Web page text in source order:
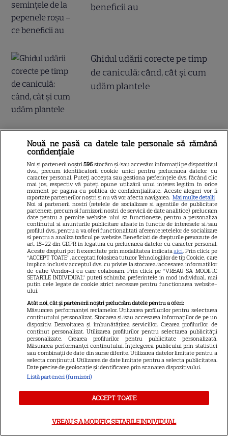
beneficii au
Ghidul udării corecte pe timp
de caniculă: când, cât şi cum
udăm plantele
ALTE ARTICOLE
INTERESANTE
16
NETFLIX
Noutăți Netflix în august 2026:
Robert De Niro, „Nosferatu” și
noile sezoane din „Outer
Banks” și „Un veac de
singurătate”
14
VEDETE STRĂINE
Sean Astin din „Stăpânul
Inelelor” a fost nevoit să își
vândă casa din cauza
salariului mic: Câți bani a
primit de fapt
VEDETE STRĂINE
Elon Musk, atac la adresa
Nouă ne pasă ca datele tale personale să rămână
confidențiale
Noi și partenerii noștri596 stocăm și/sau accesăm informații pe dispozitivul
dvs., precum identificatorii cookie unici pentru prelucrarea datelor cu
caracter personal. Puteți accepta sau gestiona preferințele dvs. făcând clic
mai jos, respectiv vă puteți opune utilizării unui interes legitim în orice
moment pe pagina cu politica de confidențialitate. Aceste alegeri vor fi
raportate partenerilor noștri și nu vă vor afecta navigarea. Mai multe detalii
Noi si partenerii nostri (retelele de socializare si agentiile de publicitate
partenere, precum si furnizorii nostri de servicii de date analitice) prelucram
date pentru a permite website-ului sa functioneze, pentru a personaliza
continutul si anunturile publicitare afisate in functie de interesele si/sau
profilul dvs., pentru a va oferi functionalitati aferente retelelor de socializare
si pentru a analiza traficul pe website. Beneficiati de drepturile prevazute de
art. 15-22 din GDPR in legatura cu prelucrarea datelor cu caracter personal.
Aceste drepturi pot fi exercitate prin modalitatea indicataaici. Prin click pe
“ACCEPT TOATE”, acceptati folosirea tuturor Tehnologiilor de tip Cookie, care
implica inclusiv acceptul dvs. cu privire la stocarea/accesarea informatiilor
de catre Vendor-ii cu care colaboram. Prin click pe “VREAU SA MODIFIC
SETARILE INDIVIDUAL” puteti schimba preferintele in mod individual, mai
putin cele legate de cookie strict necesare pentru functionarea website-
ului.
Atât noi, cât și partenerii noștri prelucrăm datele pentru a oferi:
Măsurarea performanței reclamelor. Utilizarea profilurilor pentru selectarea
conținutului personalizat. Stocarea și/sau accesarea informațiilor de pe un
dispozitiv. Dezvoltarea și îmbunătățirea serviciilor. Crearea profilurilor de
conținut personalizat. Utilizarea profilurilor pentru selectarea publicității
personalizate. Crearea profilurilor pentru publicitate personalizată.
Măsurarea performanței conținutului. Înțelegerea publicului prin statistici
sau combinații de date din surse diferite. Utilizarea datelor limitate pentru a
selecta conținutul. Utilizarea de date limitate pentru a selecta publicitatea.
Date precise de geolocație și identificarea prin scanarea dispozitivului.
Listă parteneri (furnizori)
ACCEPT TOATE
VREAU SA MODIFIC SETARILE INDIVIDUAL